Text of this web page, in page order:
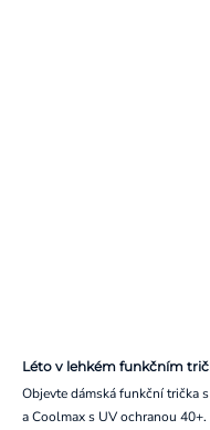
Léto v lehkém funkčním
Objevte dámská funkční trička
a Coolmax s UV ochranou